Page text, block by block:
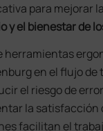
para mejorar la
y el bienestar de
herramientas
en el flujo de
el riesgo de
la satisfacción
facilitan el